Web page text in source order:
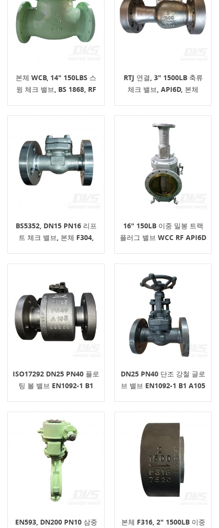
본체 WCB, 14" 150LBS 스
윙 체크 밸브, BS 1868, RF
RTJ 연결, 3" 1500LB 축류
체크 밸브, API6D, 본체
BS5352, DN15 PN16 리프
트 체크 밸브, 본체 F304,
16" 150LB 이중 밀봉 트랙
플러그 밸브 WCC RF API6D
ISO17292 DN25 PN40 플로
팅 볼 밸브 EN1092-1 B1
DN25 PN40 단조 강철 글로
브 밸브 EN1092-1 B1 A105
EN593, DN200 PN10 삼중
본체 F316, 2" 1500LB 이중